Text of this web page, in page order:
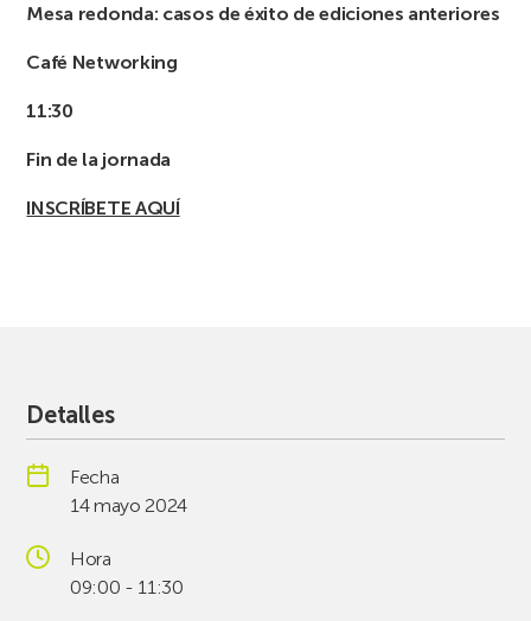
Mesa redonda: casos de éxito de ediciones anteriores
Café Networking
11:30
Fin de la jornada
INSCRÍBETE AQUÍ
Detalles
Fecha
14 mayo 2024
Hora
09:00 - 11:30